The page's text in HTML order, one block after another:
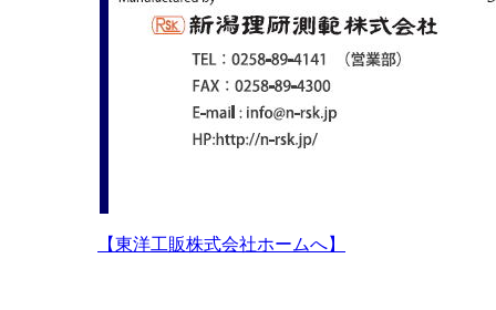
【東洋工販株式会社ホームへ】